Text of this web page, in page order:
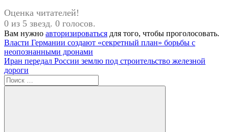
Оценка читателей!
0 из 5 звезд. 0 голосов.
Вам нужно авторизироваться для того, чтобы проголосовать.
Навигация
по
записям
Предыдущая
запись:
Власти Германии создают «секретный план» борьбы с
неопознанными дронами
Следующая
запись:
Иран передал России землю под строительство железной
дороги
Поиск
для: